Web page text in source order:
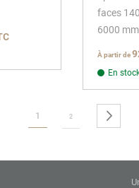
faces
6000
À partir de
En
PageVous lisez actuellement la
1 Page
2